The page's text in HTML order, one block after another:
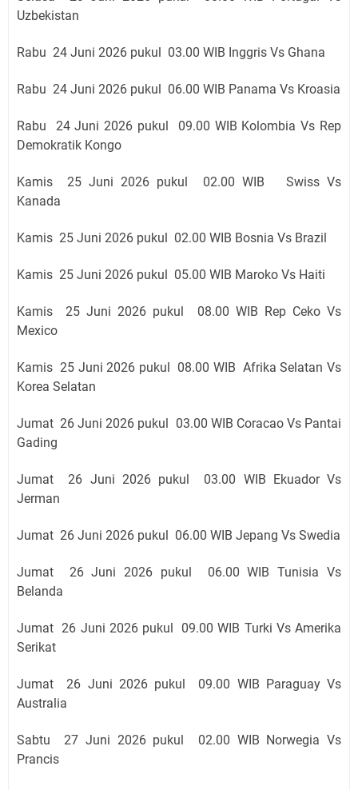
Uzbekistan
Rabu 24 Juni 2026 pukul 03.00 WIB Inggris Vs Ghana
Rabu 24 Juni 2026 pukul 06.00 WIB Panama Vs Kroasia
Rabu 24 Juni 2026 pukul 09.00 WIB Kolombia Vs Rep
Demokratik Kongo
Kamis 25 Juni 2026 pukul 02.00 WIB
Swiss Vs
Kanada
Kamis 25 Juni 2026 pukul 02.00 WIB Bosnia Vs Brazil
Kamis 25 Juni 2026 pukul 05.00 WIB Maroko Vs Haiti
Kamis 25 Juni 2026 pukul 08.00 WIB Rep Ceko Vs
Mexico
Kamis 25 Juni 2026 pukul 08.00 WIB Afrika Selatan Vs
Korea Selatan
Jumat 26 Juni 2026 pukul 03.00 WIB Coracao Vs Pantai
Gading
Jumat 26 Juni 2026 pukul 03.00 WIB Ekuador Vs
Jerman
Jumat 26 Juni 2026 pukul 06.00 WIB Jepang Vs Swedia
Jumat 26 Juni 2026 pukul 06.00 WIB Tunisia Vs
Belanda
Jumat 26 Juni 2026 pukul 09.00 WIB Turki Vs Amerika
Serikat
Jumat 26 Juni 2026 pukul 09.00 WIB Paraguay Vs
Australia
Sabtu 27 Juni 2026 pukul 02.00 WIB Norwegia Vs
Prancis